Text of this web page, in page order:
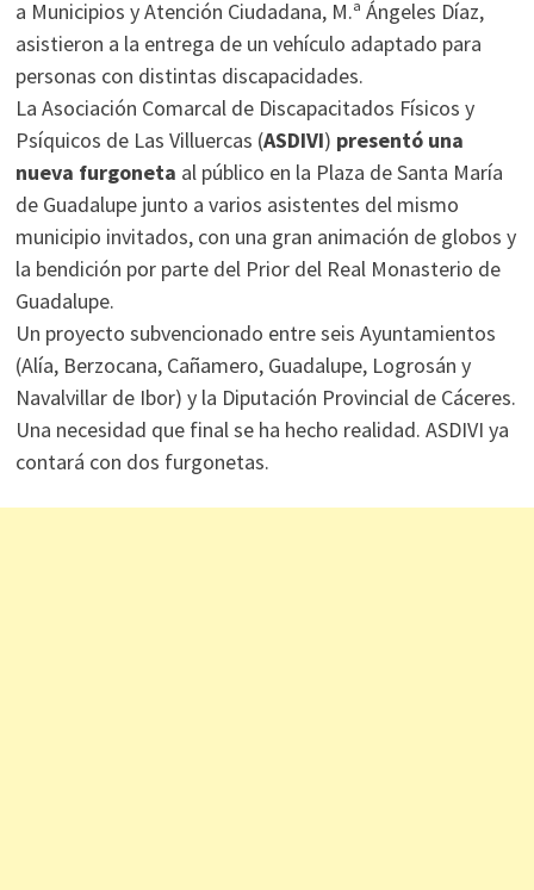
a Municipios y Atención Ciudadana, M.ª Ángeles Díaz,
asistieron a la entrega de un vehículo adaptado para
personas con distintas discapacidades.
La Asociación Comarcal de Discapacitados Físicos y
Psíquicos de Las Villuercas (ASDIVI) presentó una
nueva furgoneta al público en la Plaza de Santa María
de Guadalupe junto a varios asistentes del mismo
municipio invitados, con una gran animación de globos y
la bendición por parte del Prior del Real Monasterio de
Guadalupe.
Un proyecto subvencionado entre seis Ayuntamientos
(Alía, Berzocana, Cañamero, Guadalupe, Logrosán y
Navalvillar de Ibor) y la Diputación Provincial de Cáceres.
Una necesidad que final se ha hecho realidad. ASDIVI ya
contará con dos furgonetas.